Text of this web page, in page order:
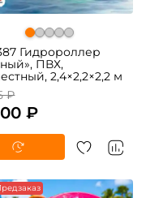
Гидророллер
ПВХ,
2,4×2,2×2,2 м
₽
₽